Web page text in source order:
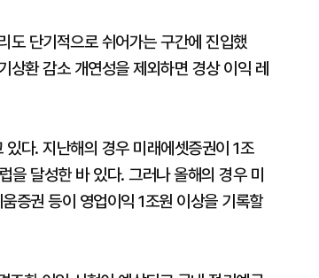
단기적으로 쉬어가는 구간에 진입했
환 감소 개연성을 제외하면 경상 이익 레
다. 지난해의 경우 미래에셋증권이 1조
을 달성한 바 있다. 그러나 올해의 경우 미
증권 등이 영업이익 1조원 이상을 기록할